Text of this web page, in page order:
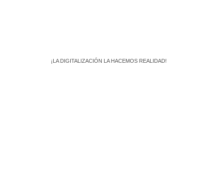
¡LA DIGITALIZACIÓN LA HACEMOS REALIDAD!